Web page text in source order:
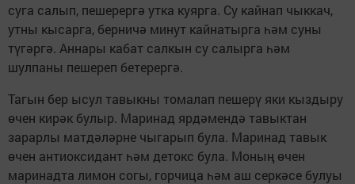
суга салып, пешерергә утка куярга. Су кайнап чыккач,
утны кысарга, берничә минут кайнатырга һәм суны
түгәргә. Аннары кабат салкын су салырга һәм
шулпаны пешереп бетерергә.
Тагын бер ысул тавыкны томалап пешерү яки кыздыру
өчен кирәк булыр. Маринад ярдәмендә тавыктан
зарарлы матдәләрне чыгарып була. Маринад тавык
өчен антиоксидант һәм детокс була. Моның өчен
маринадта лимон согы, горчица һәм аш серкәсе булуы